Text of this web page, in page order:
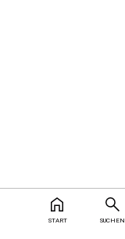
START SUCHEN